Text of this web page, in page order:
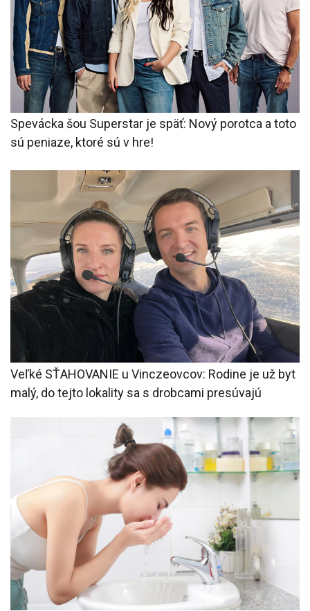
Spevácka šou Superstar je späť: Nový porotca a toto
sú peniaze, ktoré sú v hre!
Veľké SŤAHOVANIE u Vinczeovcov: Rodine je už byt
malý, do tejto lokality sa s drobcami presúvajú